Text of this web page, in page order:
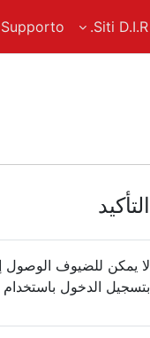
Siti D.I.R.
Supporto
التأكيد
لا يمكن للضيوف الوصول
بتسجيل الدخول